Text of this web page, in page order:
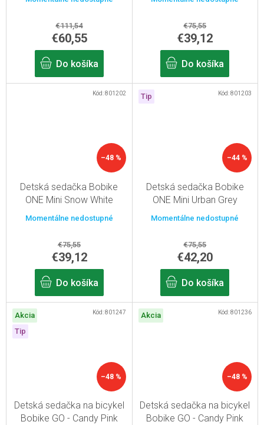
€111,54
€60,55
Do košíka
€75,55
€39,12
Do košíka
–48 %
Detská sedačka Bobike
ONE Mini Snow White
Momentálne nedostupné
€75,55
€39,12
Do košíka
Kód:801202 Tip
–44 %
Detská sedačka Bobike
ONE Mini Urban Grey
Momentálne nedostupné
€75,55
€42,20
Do košíka
Kód:801203
Akcia
Tip
–48 %
Detská sedačka na bicykel
Bobike GO - Candy Pink
Kód:801247 Akcia
–48 %
Detská sedačka na bicykel
Bobike GO - Candy Pink
Kód:801236